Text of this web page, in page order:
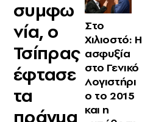
συμφω
νία, ο
Τσίπρας
έφτασε
τα
Στο
Χιλιοστό: Η
ασφυξία
στο Γενικό
Λογιστήρι
ο το 2015
και η